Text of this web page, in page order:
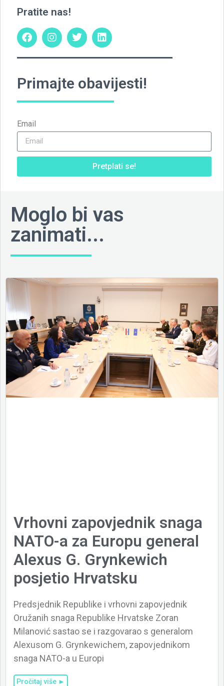
Pratite nas!
Primajte obavijesti!
Email
Pretplati se!
Moglo bi vas
zanimati...
Vrhovni zapovjednik snaga
NATO-a za Europu general
Alexus G. Grynkewich
posjetio Hrvatsku
Predsjednik Republike i vrhovni zapovjednik
Oružanih snaga Republike Hrvatske Zoran
Milanović sastao se i razgovarao s generalom
Alexusom G. Grynkewichem, zapovjednikom
snaga NATO-a u Europi
Pročitaj više ►